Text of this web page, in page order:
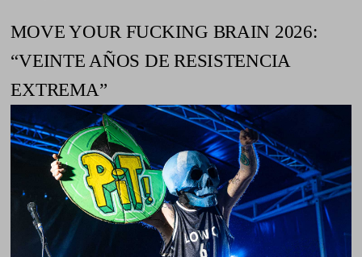
MOVE YOUR FUCKING BRAIN 2026:
“VEINTE AÑOS DE RESISTENCIA
EXTREMA”